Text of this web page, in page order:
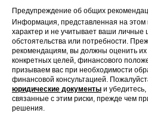
Предупреждение об общих
Информация, представленная на этом
характер и не учитывает ваши личные
обстоятельства или потребности.
рекомендациям, вы должны оценить их
конкретных целей, финансового
призываем вас при необходимости
финансовой консультацией.
юридические документы и
связанные с этим риски, прежде чем
решения.